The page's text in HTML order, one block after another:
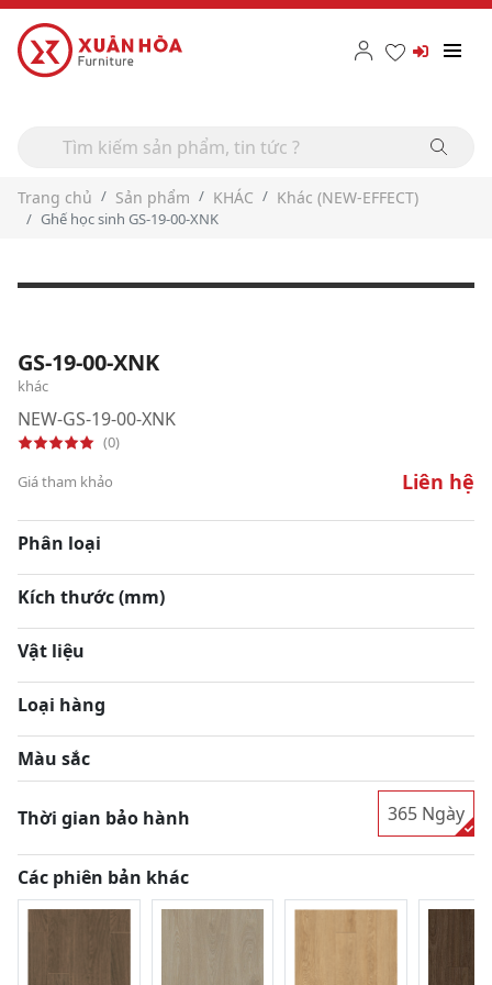
Trang chủ Sản phẩm KHÁC Khác (NEW-EFFECT)
Ghế học sinh GS-19-00-XNK
GS-19-00-XNK
khác
NEW-GS-19-00-XNK
(0)
Giá tham khảo
Liên hệ
Phân loại
Kích thước (mm)
Vật liệu
Loại hàng
Màu sắc
Thời gian bảo hành 365 Ngày
Các phiên bản khác